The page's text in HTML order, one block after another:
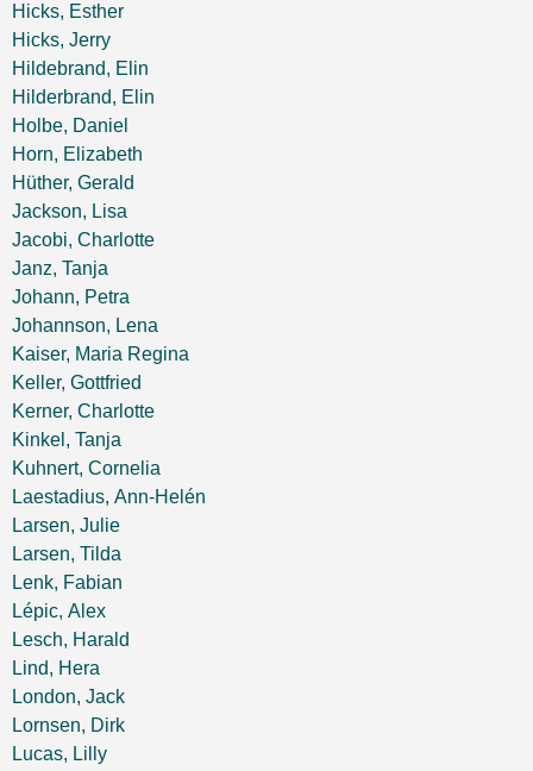
Hicks, Esther
Hicks, Jerry
Hildebrand, Elin
Hilderbrand, Elin
Holbe, Daniel
Horn, Elizabeth
Hüther, Gerald
Jackson, Lisa
Jacobi, Charlotte
Janz, Tanja
Johann, Petra
Johannson, Lena
Kaiser, Maria Regina
Keller, Gottfried
Kerner, Charlotte
Kinkel, Tanja
Kuhnert, Cornelia
Laestadius, Ann-Helén
Larsen, Julie
Larsen, Tilda
Lenk, Fabian
Lépic, Alex
Lesch, Harald
Lind, Hera
London, Jack
Lornsen, Dirk
Lucas, Lilly